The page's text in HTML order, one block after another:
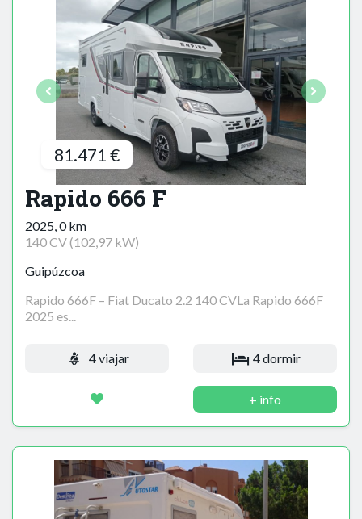
81.471 €
Rapido 666 F
2025, 0 km
140 CV (102,97 kW)
Guipúzcoa
Rapido 666F – Fiat Ducato 2.2 140 CVLa Rapido 666F
2025 es...
4 viajar 4 dormir
+ info